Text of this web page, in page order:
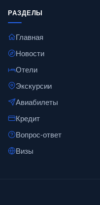
РАЗДЕЛЫ
Главная
Новости
Отели
Экскурсии
Авиабилеты
Кредит
Вопрос-ответ
Визы